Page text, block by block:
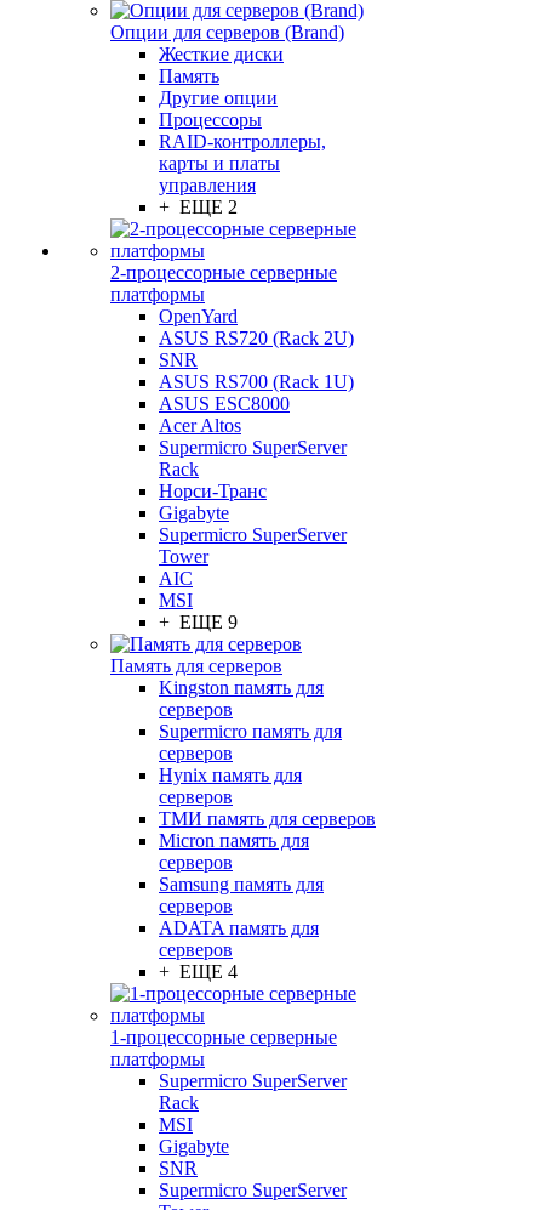
Опции для серверов (Brand)
Жесткие диски
Память
Другие опции
Процессоры
RAID-контроллеры,
карты и платы
управления
+ ЕЩЕ 2
2-процессорные серверные
платформы
OpenYard
ASUS RS720 (Rack 2U)
SNR
ASUS RS700 (Rack 1U)
ASUS ESC8000
Acer Altos
Supermicro SuperServer
Rack
Норси-Транс
Gigabyte
Supermicro SuperServer
Tower
AIC
MSI
+ ЕЩЕ 9
Память для серверов
Kingston память для
серверов
Supermicro память для
серверов
Hynix память для
серверов
ТМИ память для серверов
Micron память для
серверов
Samsung память для
серверов
ADATA память для
серверов
+ ЕЩЕ 4
1-процессорные серверные
платформы
Supermicro SuperServer
Rack
MSI
Gigabyte
SNR
Supermicro SuperServer